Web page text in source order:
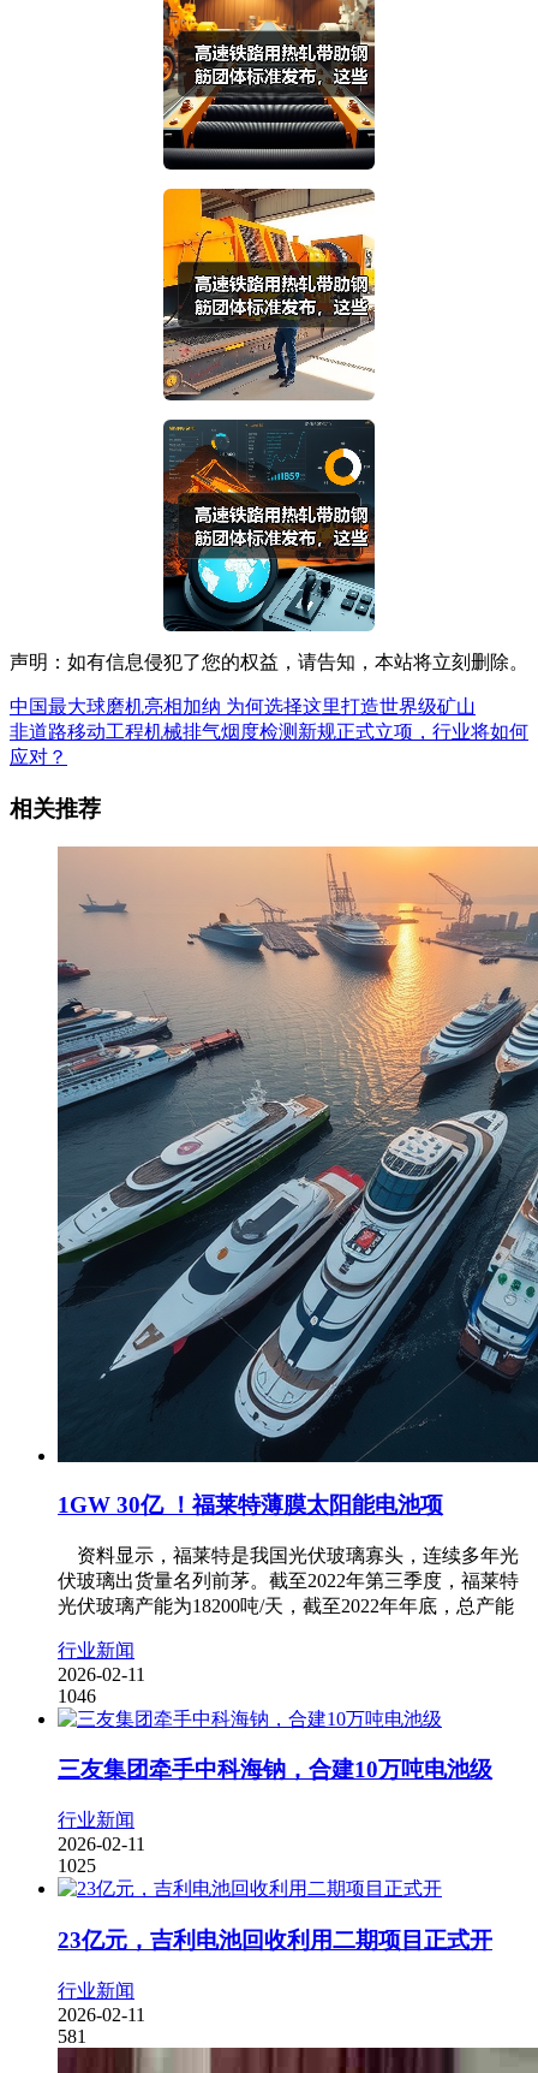
声明：如有信息侵犯了您的权益，请告知，本站将立刻删除。
中国最大球磨机亮相加纳 为何选择这里打造世界级矿山
非道路移动工程机械排气烟度检测新规正式立项，行业将如何
应对？
相关推荐
1GW 30亿 ！福莱特薄膜太阳能电池项
资料显示，福莱特是我国光伏玻璃寡头，连续多年光
伏玻璃出货量名列前茅。截至2022年第三季度，福莱特
光伏玻璃产能为18200吨/天，截至2022年年底，总产能
行业新闻
2026-02-11
1046
三友集团牵手中科海钠，合建10万吨电池级
行业新闻
2026-02-11
1025
23亿元，吉利电池回收利用二期项目正式开
行业新闻
2026-02-11
581